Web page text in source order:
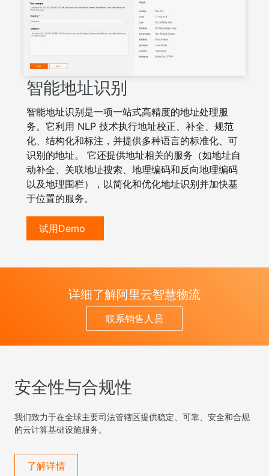
智能地址识别
智能地址识别是一项一站式高精度的地址处理服
务。它利用 NLP 技术执行地址校正、补全、规范
化、结构化和标注，并提供多种语言的标准化、可
识别的地址。 它还提供地址相关的服务（如地址自
动补全、关联地址搜索、地理编码和反向地理编码
以及地理围栏），以简化和优化地址识别并加快基
于位置的服务。
试用Demo
详细了解阿里云智慧物流
联系销售人员
安全性与合规性
我们致力于在全球主要司法管辖区提供稳定、可靠、安全和合规
的云计算基础设施服务。
了解详情